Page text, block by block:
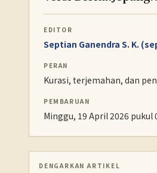
EDITOR
Septian Ganendra S. K.
PERAN
Kurasi, terjemahan, dan
PEMBARUAN
Minggu, 19 April 2026 pukul
DENGARKAN ARTIKEL